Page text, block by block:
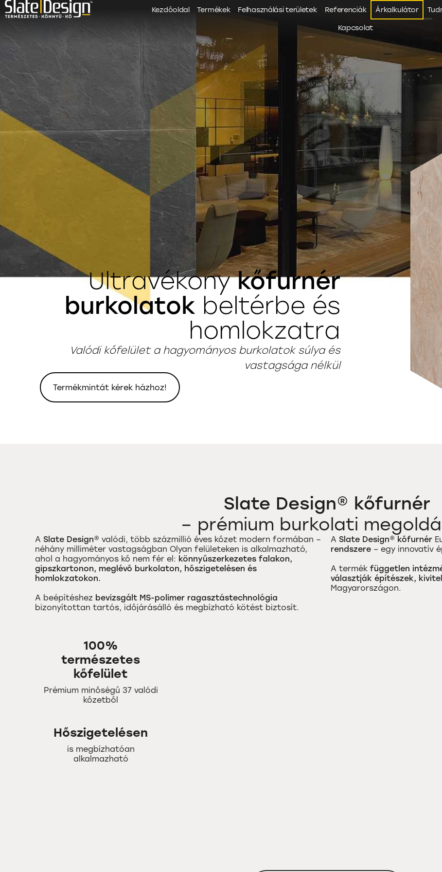
Kezdőoldal Termékek Felhasználási területek Referenciák Árkalkulátor
Kapcsolat
Ultravékonykőfurnér
burkolatok beltérbe és
homlokzatra
Valódi kőfelület a hagyományos burkolatok súlya és
vastagsága nélkül
Termékmintát kérek házhoz!
Slate Design® kőfurnér
– prémium burkolati
A Slate Design® valódi, több százmillió éves kőzet modern formában –
néhány milliméter vastagságban Olyan felületeken is alkalmazható,
ahol a hagyományos kő nem fér el: könnyűszerkezetes falakon,
gipszkartonon, meglévő burkolaton, hőszigetelésen és
homlokzatokon.
A beépítéshez bevizsgált MS-polimer ragasztástechnológia
bizonyítottan tartós, időjárásálló és megbízható kötést biztosít.
A Slate Design® kőfurnér
rendszere – egy innovatív
A termék független
választják építészek,
Magyarországon.
100%
természetes
kőfelület
Prémium minőségű 37 valódi
kőzetből
Hőszigetelésen
is megbízhatóan
alkalmazható